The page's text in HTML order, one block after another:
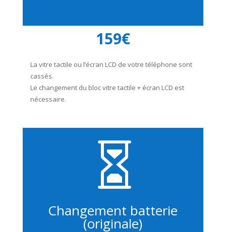
159€
La vitre tactile ou l’écran LCD de votre téléphone sont
cassés.
Le changement du bloc vitre tactile + écran LCD est
nécessaire.

Changement batterie
(originale)